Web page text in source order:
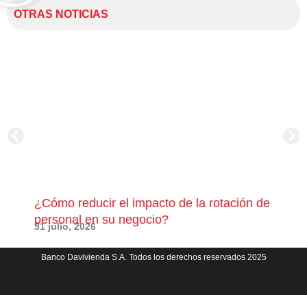
OTRAS NOTICIAS
¿Cómo reducir el impacto de la rotación de
personal en su negocio?
31 julio, 2026
Banco Davivienda S.A. Todos los derechos reservados 2025